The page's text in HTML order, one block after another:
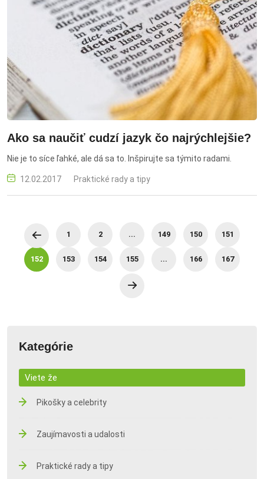
Ako sa naučiť cudzí jazyk čo najrýchlejšie?
Nie je to síce ľahké, ale dá sa to. Inšpirujte sa týmito radami.
12.02.2017 Praktické rady a tipy
1 2 ... 149 150 151
152 153 154 155 ... 166 167
Kategórie
Viete že
Pikošky a celebrity
Zaujímavosti a udalosti
Praktické rady a tipy